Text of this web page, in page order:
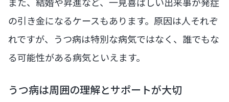
の引き金になるケースもあります。原因は人それぞ
れですが、うつ病は特別な病気ではなく、誰でもな
る可能性がある病気といえます。
うつ病は周囲の理解とサポートが大切